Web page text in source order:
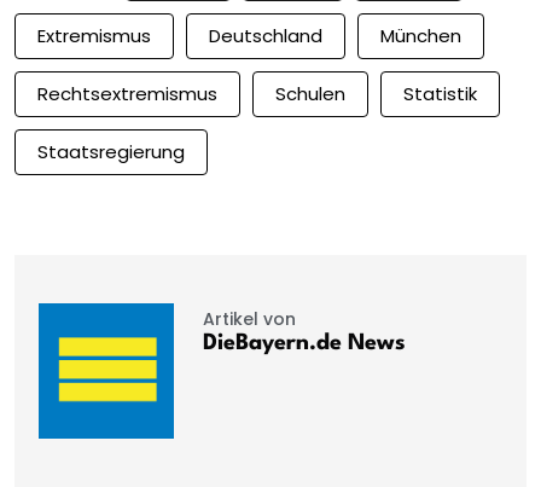
Extremismus Deutschland München
Rechtsextremismus Schulen Statistik
Staatsregierung
Artikel von
DieBayern.de News